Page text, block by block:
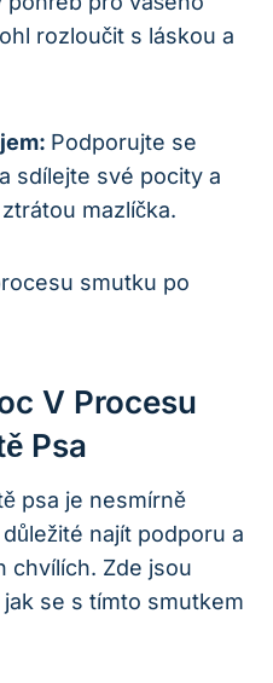
rozloučit s láskou a
Podporujte se
sdílejte své pocity a
mazlíčka.
V Procesu
Psa
psa je nesmírně
najít podporu a
chvílích. Zde jsou
se s tímto smutkem